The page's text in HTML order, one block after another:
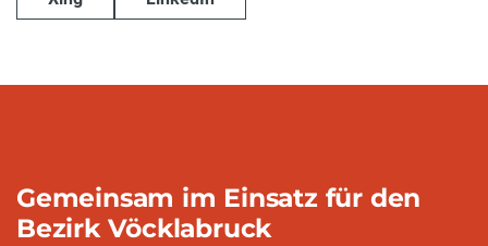
Gemeinsam im Einsatz für den
Bezirk Vöcklabruck